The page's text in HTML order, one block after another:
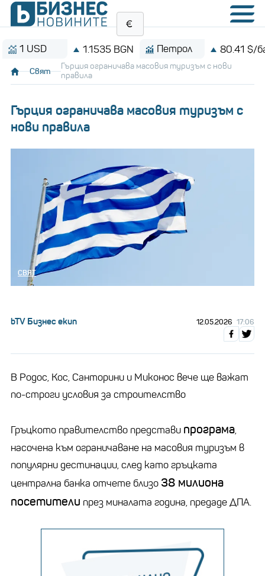
1.1535 BGN Петрол 80.41 $/барел
Свят
Гърция ограничава масовия туризъм с нови
правила
Гърция ограничава масовия туризъм с
нови правила
СВЯТ
bTV Бизнес екип 12.05.2026 17:06
В Родос, Кос, Санторини и Миконос вече ще важат
по-строги условия за строителство
Гръцкото правителство представи програма,
насочена към ограничаване на масовия туризъм в
популярни дестинации, след като гръцката
централна банка отчете близо 38 милиона
посетители през миналата година, предаде ДПА.